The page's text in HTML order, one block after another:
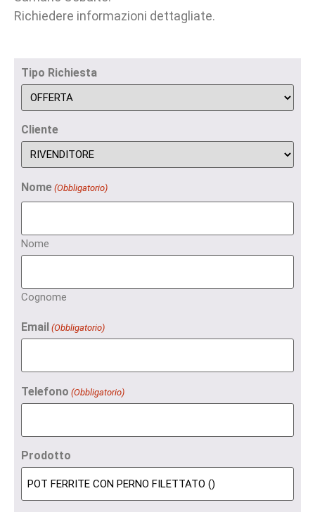
Richiedere informazioni dettagliate.
Tipo Richiesta
Cliente
Nome (Obbligatorio)
Nome
Cognome
Email (Obbligatorio)
Telefono (Obbligatorio)
Prodotto